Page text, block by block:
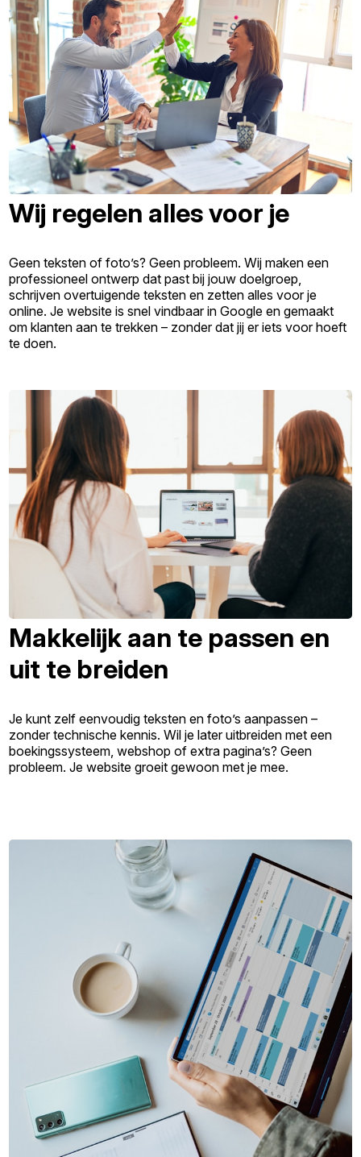
Wij regelen alles voor je
Geen teksten of foto’s? Geen probleem. Wij maken een
professioneel ontwerp dat past bij jouw doelgroep,
schrijven overtuigende teksten en zetten alles voor je
online. Je website is snel vindbaar in Google en gemaakt
om klanten aan te trekken – zonder dat jij er iets voor hoeft
te doen.
Makkelijk aan te passen en
uit te breiden
Je kunt zelf eenvoudig teksten en foto’s aanpassen –
zonder technische kennis. Wil je later uitbreiden met een
boekingssysteem, webshop of extra pagina’s? Geen
probleem. Je website groeit gewoon met je mee.